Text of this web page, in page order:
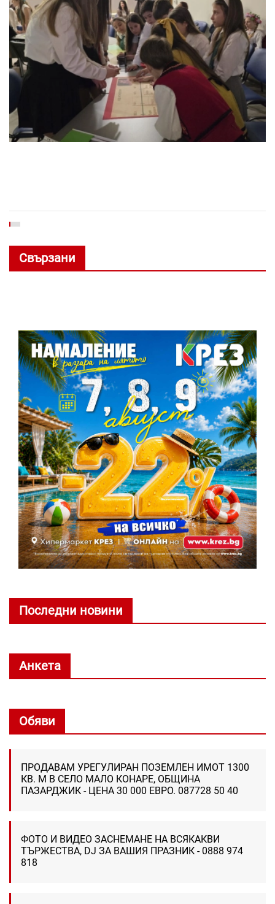
Свързани
Последни новини
Анкета
Обяви
ПРОДАВАМ УРЕГУЛИРАН ПОЗЕМЛЕН ИМОТ 1300
КВ. М В СЕЛО МАЛО КОНАРЕ, ОБЩИНА
ПАЗАРДЖИК - ЦЕНА 30 000 ЕВРО. 087728 50 40
ФОТО И ВИДЕО ЗАСНЕМАНЕ НА ВСЯКАКВИ
ТЪРЖЕСТВА, DJ ЗА ВАШИЯ ПРАЗНИК - 0888 974
818